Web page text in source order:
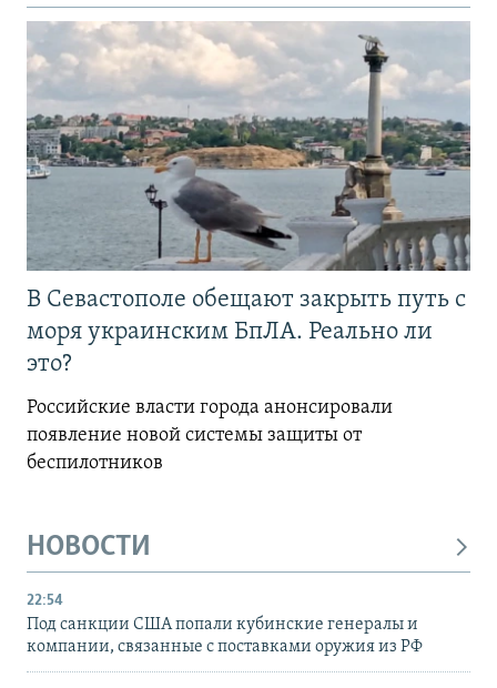
В Севастополе обещают закрыть путь с
моря украинским БпЛА. Реально ли
это?
Российские власти города анонсировали
появление новой системы защиты от
беспилотников
НОВОСТИ
22:54
Под санкции США попали кубинские генералы и
компании, связанные с поставками оружия из РФ